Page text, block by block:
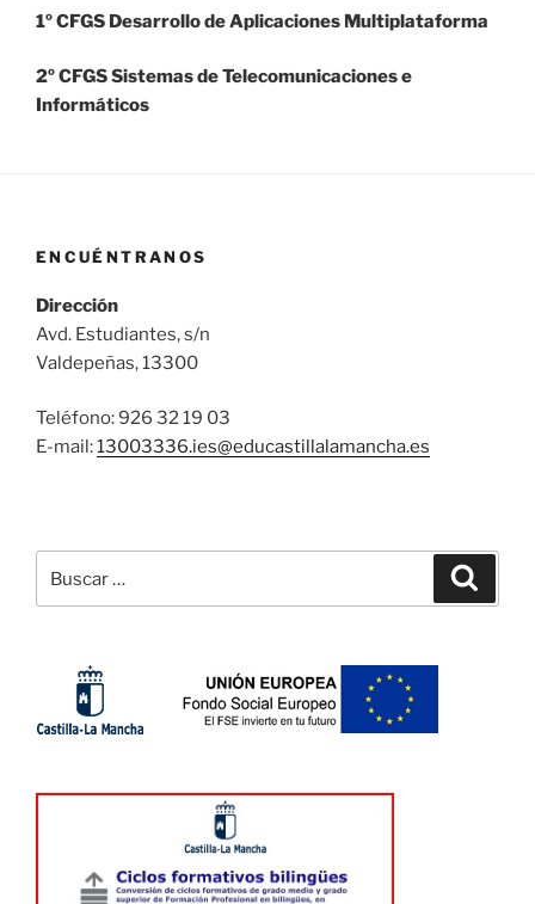
1º CFGS Desarrollo de Aplicaciones Multiplataforma
2º CFGS Sistemas de Telecomunicaciones e
Informáticos
ENCUÉNTRANOS
Dirección
Avd. Estudiantes, s/n
Valdepeñas, 13300
Teléfono: 926 32 19 03
E-mail:13003336.ies@educastillalamancha.es
por: